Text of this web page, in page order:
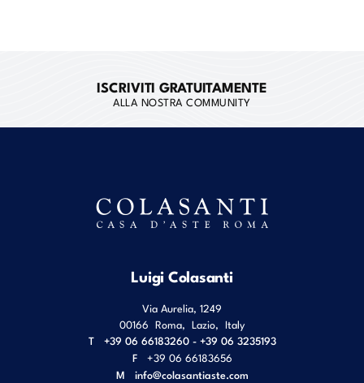
ISCRIVITI GRATUITAMENTE
ALLA NOSTRA COMMUNITY
Luigi Colasanti
Via Aurelia, 1249
00166 Roma Lazio Italy
T
+39 06 66183260 - +39 06 3235193
F
+39 06 66183656
M info@colasantiaste.com